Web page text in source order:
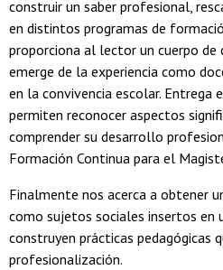
construir un saber profesional,
en distintos programas de
proporciona al lector un cuerpo
emerge de la experiencia como
en la convivencia escolar. Entrega
permiten reconocer aspectos
comprender su desarrollo
Formación Continua para el
Finalmente nos acerca a obtener
como sujetos sociales insertos en
construyen prácticas pedagógicas
profesionalización.